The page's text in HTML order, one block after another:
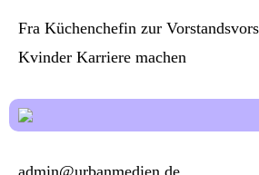
Fra Küchenchefin zur
Kvinder Karriere machen
admin@urbanmedien.de